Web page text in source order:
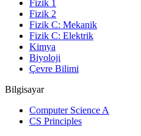
Fizik 1
Fizik 2
Fizik C: Mekanik
Fizik C: Elektrik
Kimya
Biyoloji
Çevre Bilimi
Bilgisayar
Computer Science A
CS Principles